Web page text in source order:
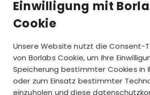
Einwilligung mit
Cookie
Unsere Website nutzt die Consent-
von Borlabs Cookie, um Ihre
Speicherung bestimmter Cookies in
oder zum Einsatz bestimmter
einzuholen und diese